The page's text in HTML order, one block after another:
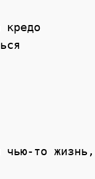
чью-то жизнь,